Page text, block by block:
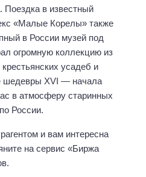
Поездка в известный
«Малые Корелы» также
в России музей под
огромную коллекцию из
усадеб и
шедевры XVI — начала
в атмосферу старинных
России.
и вам интересна
на сервис «Биржа